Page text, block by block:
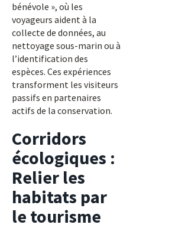
bénévole », où les
voyageurs aident à la
collecte de données, au
nettoyage sous-marin ou à
l’identification des
espèces. Ces expériences
transforment les visiteurs
passifs en partenaires
actifs de la conservation.
Corridors
écologiques :
Relier les
habitats par
le tourisme